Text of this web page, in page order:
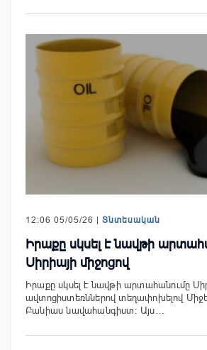
12:06 05/05/26 | Տնտեսական
Իրաքը սկսել է նավթի
Սիրիայի միջոցով
Իրաքը սկսել է նավթի արտահանումը
ավտոցիստեռններով տեղափոխելով
Բանիաս նավահանգիստ: Այս…